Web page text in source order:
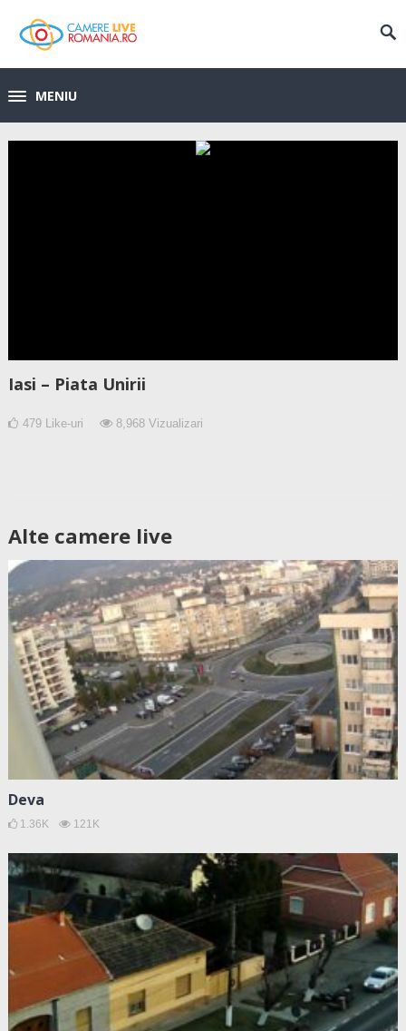
MENIU
Iasi – Piata Unirii
479 Like-uri 8,968Vizualizari
Alte camere live
Deva
1.36K 121K